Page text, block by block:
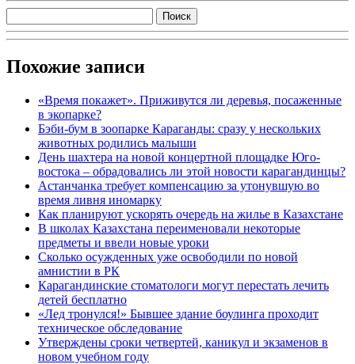
Похожие записи
«Время покажет». Приживутся ли деревья, посаженные
в экопарке?
Бэби-бум в зоопарке Караганды: сразу у нескольких
животных родились малыши
День шахтера на новой концертной площадке Юго-
востока – обрадовались ли этой новости карагандинцы?
Астанчанка требует компенсацию за утонувшую во
время ливня иномарку
Как планируют ускорять очередь на жилье в Казахстане
В школах Казахстана переименовали некоторые
предметы и ввели новые уроки
Сколько осужденных уже освободили по новой
амнистии в РК
Карагандинские стоматологи могут перестать лечить
детей бесплатно
«Лед тронулся!» Бывшее здание боулинга проходит
техническое обследование
Утверждены сроки четвертей, каникул и экзаменов в
новом учебном году